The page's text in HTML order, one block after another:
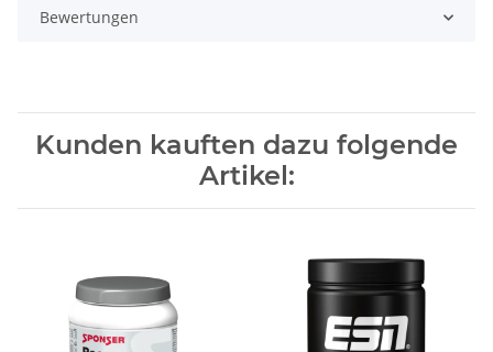
Bewertungen
Kunden kauften dazu folgende
Artikel: